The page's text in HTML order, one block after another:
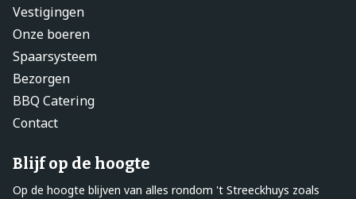
Vestigingen
Onze boeren
Spaarsysteem
Bezorgen
BBQ Catering
Contact
Blijf op de hoogte
Op de hoogte blijven van alles rondom 't Streeckhuys zoals